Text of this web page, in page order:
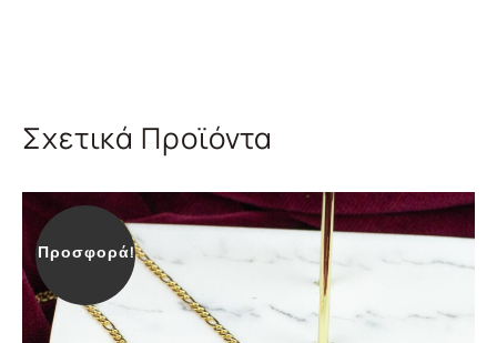
Σχετικά Προϊόντα
Προσφορά!